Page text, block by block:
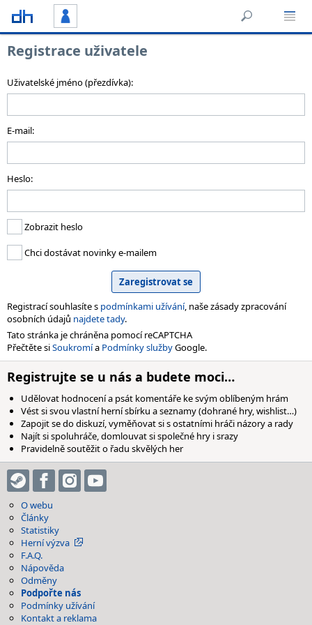
Registrace uživatele
Uživatelské jméno (přezdívka):
E-mail:
Heslo:
Zobrazit heslo
Chci dostávat novinky e-mailem
Registrací souhlasíte s podmínkami užívání, naše zásady zpracování
osobních údajů najdete tady.
Tato stránka je chráněna pomocí reCAPTCHA
Přečtěte siSoukromía Podmínky službyGoogle.
Registrujte se u nás a budete moci…
Udělovat hodnocení a psát komentáře ke svým oblíbeným hrám
Vést si svou vlastní herní sbírku a seznamy (dohrané hry, wishlist…)
Zapojit se do diskuzí, vyměňovat si s ostatními hráči názory a rady
Najít si spoluhráče, domlouvat si společné hry i srazy
Pravidelně soutěžit o řadu skvělých her
O webu
Články
Statistiky
Herní výzva
F.A.Q.
Nápověda
Odměny
Podpořte nás
Podmínky užívání
Kontakt a reklama